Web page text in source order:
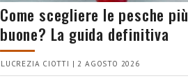
Come scegliere le pesche più
buone? La guida definitiva
LUCREZIA CIOTTI | 2 AGOSTO 2026